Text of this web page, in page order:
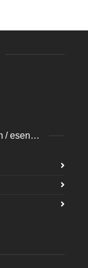
email: baskiciniz03@gmail.com / esenyurtbaski@gmail.com